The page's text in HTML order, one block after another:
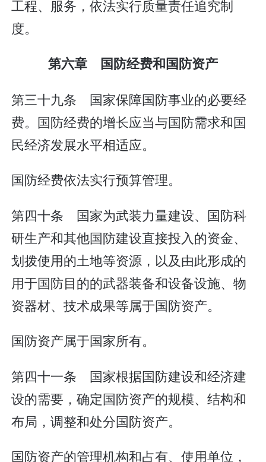
工程、服务，依法实行质量责任追究制
度。
第六章 国防经费和国防资产
第三十九条 国家保障国防事业的必要经
费。国防经费的增长应当与国防需求和国
民经济发展水平相适应。
国防经费依法实行预算管理。
第四十条 国家为武装力量建设、国防科
研生产和其他国防建设直接投入的资金、
划拨使用的土地等资源，以及由此形成的
用于国防目的的武器装备和设备设施、物
资器材、技术成果等属于国防资产。
国防资产属于国家所有。
第四十一条 国家根据国防建设和经济建
设的需要，确定国防资产的规模、结构和
布局，调整和处分国防资产。
国防资产的管理机构和占有、使用单位，